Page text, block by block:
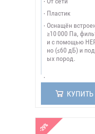
Пластик
Оснащён
≥10 000 Па,
и с помощью
но (≤60 дБ) и
ых пород.
КУПИТЬ
-29%